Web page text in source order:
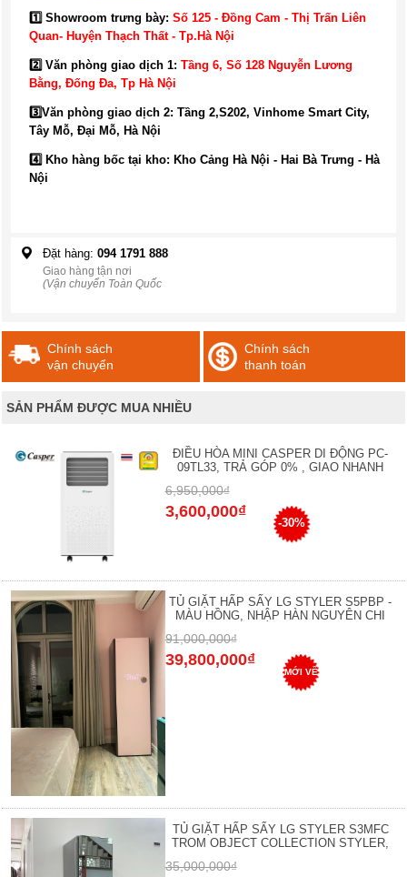
1️⃣ Showroom trưng bày: Số 125 - Đồng Cam - Thị Trấn Liên
Quan- Huyện Thạch Thất - Tp.Hà Nội
2️⃣ Văn phòng giao dịch 1: Tầng 6, Số 128 Nguyễn Lương
Bằng, Đống Đa, Tp Hà Nội
3️⃣Văn phòng giao dịch 2: Tầng 2,S202, Vinhome Smart City,
Tây Mỗ, Đại Mỗ, Hà Nội
4️⃣ Kho hàng bốc tại kho: Kho Cảng Hà Nội - Hai Bà Trưng - Hà
Nội
Đặt hàng: 094 1791 888
Giao hàng tận nơi
(Vận chuyển Toàn Quốc
Chính sách
vận chuyển
Chính sách
thanh toán
SẢN PHẨM ĐƯỢC MUA NHIỀU
ĐIỀU HÒA MINI CASPER DI ĐỘNG PC-
09TL33, TRẢ GÓP 0% , GIAO NHANH
6,950,000₫
3,600,000₫
-30%
TỦ GIẶT HẤP SẤY LG STYLER S5PBP -
MÀU HỒNG, NHẬP HÀN NGUYÊN CHI
91,000,000₫
39,800,000₫
MỚI VỀ
TỦ GIẶT HẤP SẤY LG STYLER S3MFC
TROM OBJECT COLLECTION STYLER,
35,000,000₫